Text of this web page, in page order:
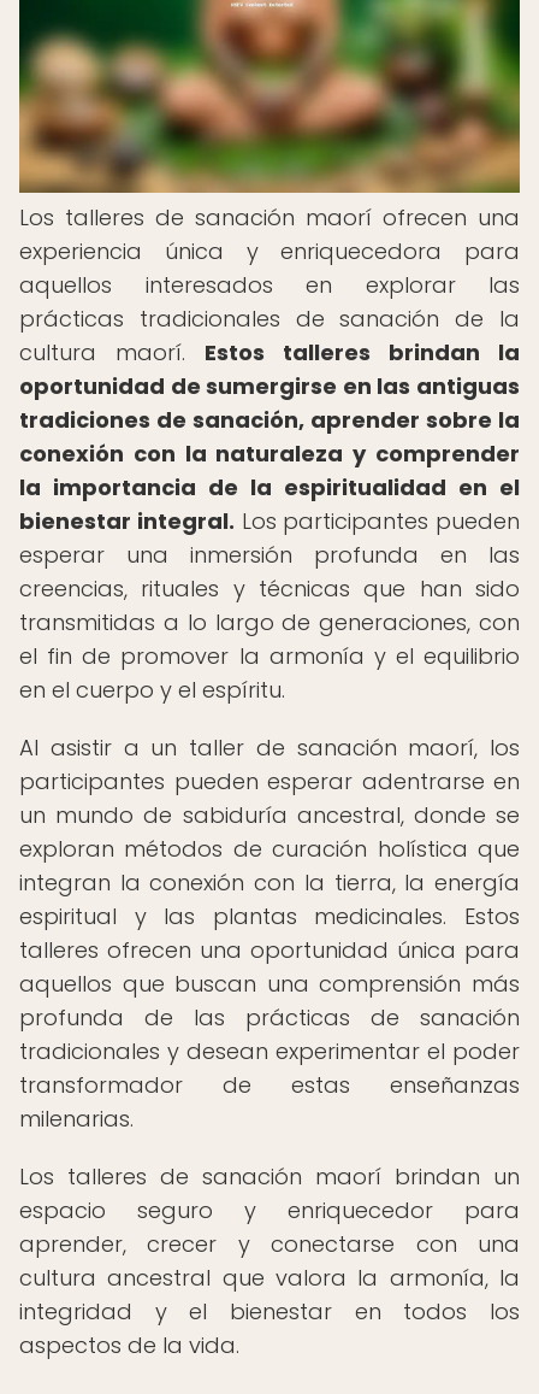
Los talleres de sanación maorí ofrecen una
experiencia única y enriquecedora para
aquellos interesados en explorar las
prácticas tradicionales de sanación de la
cultura maorí. Estos talleres brindan la
oportunidad de sumergirse en las antiguas
tradiciones de sanación, aprender sobre la
conexión con la naturaleza y comprender
la importancia de la espiritualidad en el
bienestar integral. Los participantes pueden
esperar una inmersión profunda en las
creencias, rituales y técnicas que han sido
transmitidas a lo largo de generaciones, con
el fin de promover la armonía y el equilibrio
en el cuerpo y el espíritu.
Al asistir a un taller de sanación maorí, los
participantes pueden esperar adentrarse en
un mundo de sabiduría ancestral, donde se
exploran métodos de curación holística que
integran la conexión con la tierra, la energía
espiritual y las plantas medicinales. Estos
talleres ofrecen una oportunidad única para
aquellos que buscan una comprensión más
profunda de las prácticas de sanación
tradicionales y desean experimentar el poder
transformador de estas enseñanzas
milenarias.
Los talleres de sanación maorí brindan un
espacio seguro y enriquecedor para
aprender, crecer y conectarse con una
cultura ancestral que valora la armonía, la
integridad y el bienestar en todos los
aspectos de la vida.